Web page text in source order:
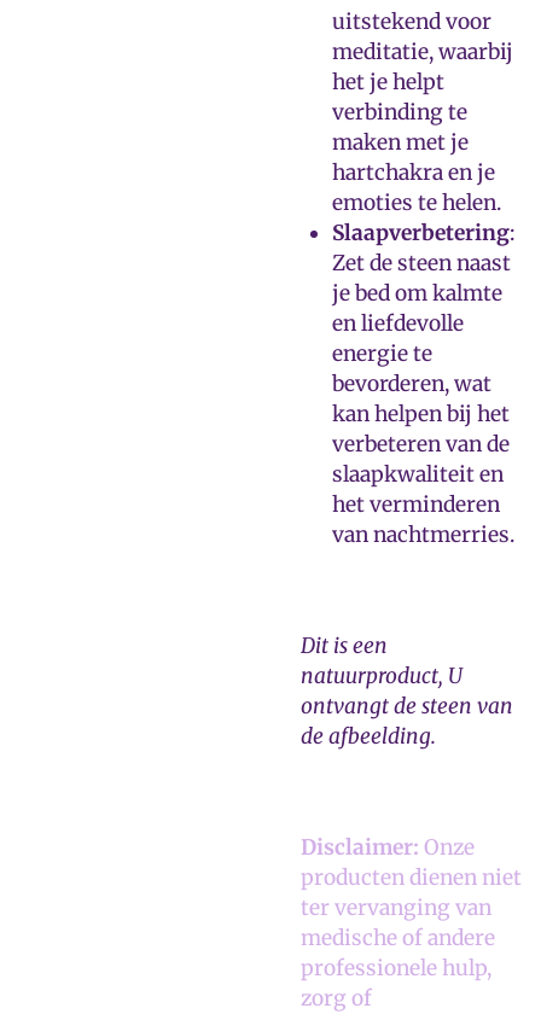
uitstekend voor
meditatie, waarbij
het je helpt
verbinding te
maken met je
hartchakra en je
emoties te helen.
Slaapverbetering:
Zet de steen naast
je bed om kalmte
en liefdevolle
energie te
bevorderen, wat
kan helpen bij het
verbeteren van de
slaapkwaliteit en
het verminderen
van nachtmerries.
Dit is een
natuurproduct, U
ontvangt de steen van
de afbeelding.
Disclaimer: Onze
producten dienen niet
ter vervanging van
medische of andere
professionele hulp,
zorg of